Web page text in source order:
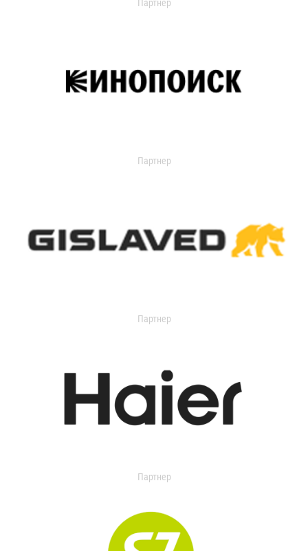
Партнер
Партнер
Партнер
Партнер